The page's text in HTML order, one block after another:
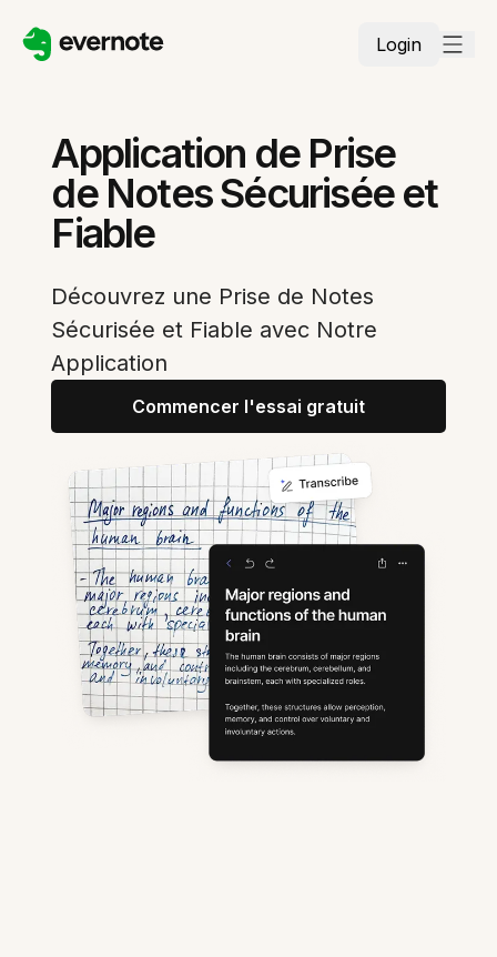
Login
Application de Prise
de Notes Sécurisée et
Fiable
Découvrez une Prise de Notes
Sécurisée et Fiable avec Notre
Application
Commencer l'essai gratuit